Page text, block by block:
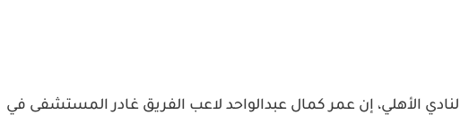
الأهلي، إن عمر كمال عبدالواحد لاعب الفريق غادر المستشفى في